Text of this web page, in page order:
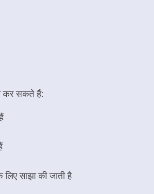
कर सकते हैं:
साझा की जाती है